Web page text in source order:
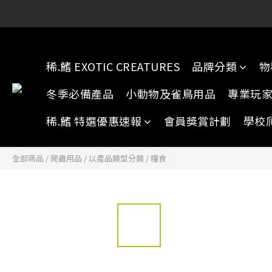
稀.鰭 EXOTIC CREATURES 品牌分類
冬季必備產品
小動物及雀鳥用品
專業玩
稀.鰭 特選優惠速報
會員獎賞計劃 學校
全部商品 /爬蟲用品 /以產品類型分類 /糧食